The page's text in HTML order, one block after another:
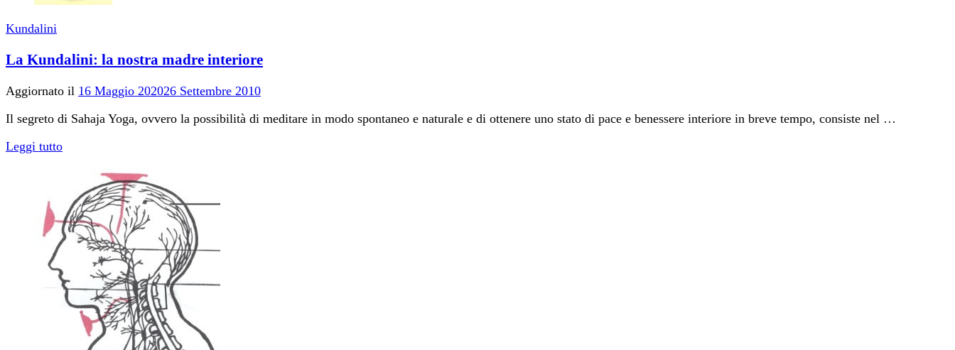
Kundalini
La Kundalini: la nostra madre interiore
Aggiornato il 16 Maggio 202026 Settembre 2010
Il segreto di Sahaja Yoga, ovvero la possibilità di meditare in modo spontaneo e naturale e di ottenere uno stato di pace e benessere interiore in breve tempo, consiste nel …
Leggi tutto